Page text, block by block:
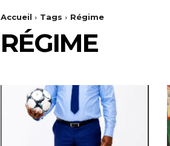
Accueil Tags Régime
RÉGIME